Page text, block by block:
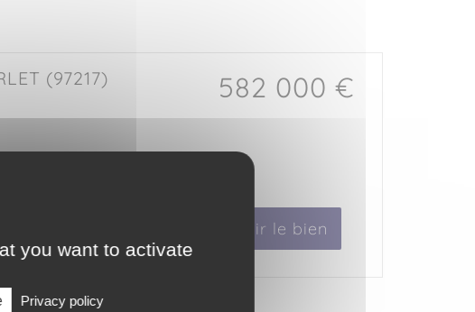
(97217) 582 000 €
Voir le bien
you want to activate
Privacy policy